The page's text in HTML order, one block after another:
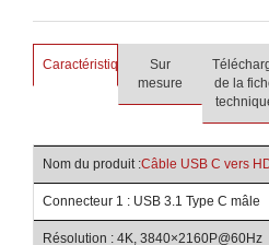
Caractéristiques
Sur
mesure
de la
Nom du produit :Câble USB C vers
Connecteur 1 : USB 3.1 Type C mâle
Résolution : 4K, 3840×2160P@60Hz